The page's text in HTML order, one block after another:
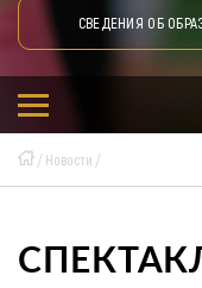
СВЕДЕНИЯ ОБ
Новости